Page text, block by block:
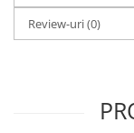
Review-uri(0)